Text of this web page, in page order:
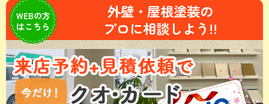
WEBの方
はこちら
外壁・屋根塗装の
プロに相談しよう!!